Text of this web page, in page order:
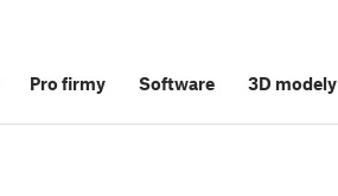
Pro firmy Software 3D modely